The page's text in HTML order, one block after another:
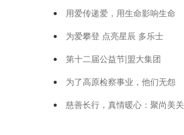
用爱传递爱，用生命影响生命
为爱攀登 点亮星辰 多乐士
第十二届公益节|盟大集团
为了高原检察事业，他们无怨
慈善长行，真情暖心：聚尚美关